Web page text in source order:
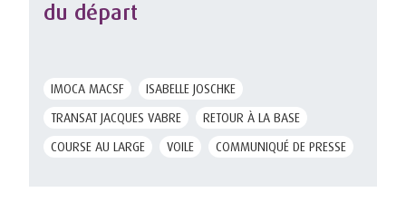
du départ
IMOCA MACSF
ISABELLE JOSCHKE
TRANSAT JACQUES VABRE
RETOUR À LA BASE
COURSE AU LARGE
VOILE COMMUNIQUÉ DE PRESSE